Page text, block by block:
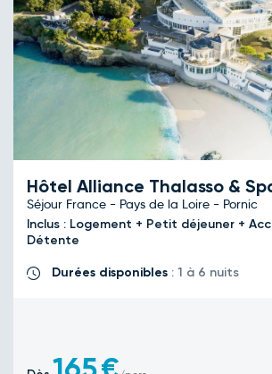
Hôtel Alliance Thalasso &
Séjour France - Pays de la Loire - Pornic
Inclus : Logement + Petit déjeuner +
Détente
Durées disponibles : 1 à 6 nuits